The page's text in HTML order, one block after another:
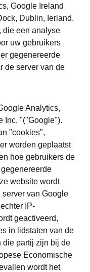
Google Ireland
Dublin, Ierland.
die een analyse
uw gebruikers
gegenereerde
de server van de
Analytics,
Inc. "("Google").
"cookies",
worden geplaatst
hoe gebruikers de
website wordt
van Google
IP-
geactiveerd,
in lidstaten van de
die partij zijn bij de
Economische
wordt het